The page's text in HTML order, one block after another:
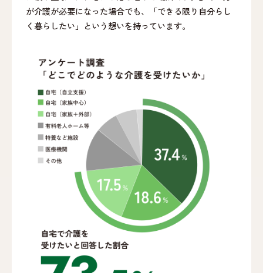
が介護が必要になった場合でも、「できる限り自分らし
く暮らしたい」という想いを持っています。